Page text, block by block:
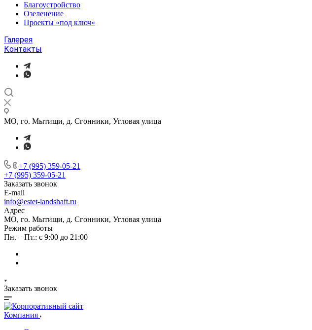
Благоустройство
Озеленение
Проекты «под ключ»
Галерея
Контакты
МО, го. Мытищи, д. Сгонники, Угловая улица
+7 (995) 359-05-21
+7 (995) 359-05-21
Заказать звонок
E-mail
info@estet-landshaft.ru
Адрес
МО, го. Мытищи, д. Сгонники, Угловая улица
Режим работы
Пн. – Пт.: с 9:00 до 21:00
Заказать звонок
Компания